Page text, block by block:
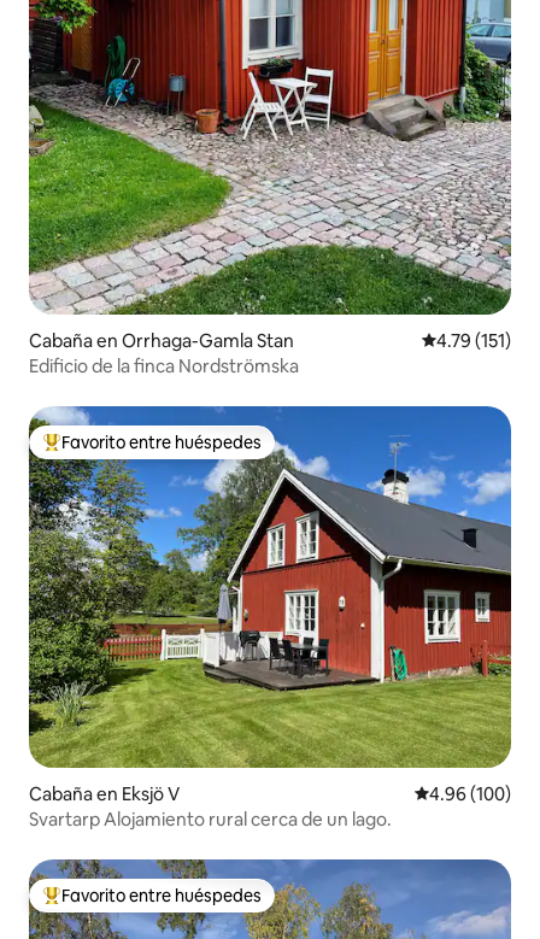
Cabaña en Orrhaga-Gamla Stan Calificación
4.79 (151)
Edificio de la finca Nordströmska
De los mejores en Favorito entre huéspedes
Favorito entre huéspedes
Cabaña en Eksjö V Calificación
4.96 (100)
Svartarp Alojamiento rural cerca de un lago.
De los mejores en Favorito entre huéspedes
Favorito entre huéspedes